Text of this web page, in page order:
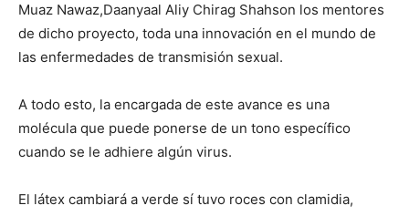
Muaz Nawaz,Daanyaal Aliy Chirag Shahson los mentores
de dicho proyecto, toda una innovación en el mundo de
las enfermedades de transmisión sexual.
A todo esto, la encargada de este avance es una
molécula que puede ponerse de un tono específico
cuando se le adhiere algún virus.
El látex cambiará a verde sí tuvo roces con clamidia,